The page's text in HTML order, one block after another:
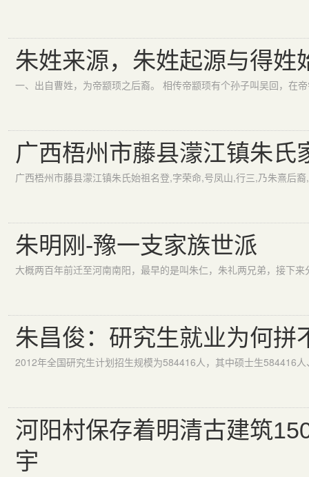
朱姓来源，朱姓起源与得姓
广西梧州市藤县濛江镇朱氏
朱明刚-豫一支家族世派
大概两百年前迁至河南南阳，最早的是叫朱仁，朱礼两兄弟，接下来
朱昌俊：研究生就业为何拼
河阳村保存着明清古建筑
宇